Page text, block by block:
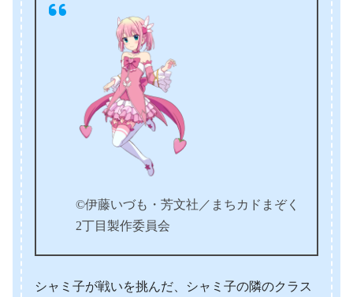
©伊藤いづも・芳文社／まちカドまぞく
2丁目製作委員会
シャミ子が戦いを挑んだ、シャミ子の隣のクラス